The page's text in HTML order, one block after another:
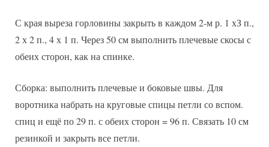
С края выреза горловины закрыть в каждом 2-м р. 1 хЗ п.,
2 х 2 п., 4 х 1 п. Через 50 см выполнить плечевые скосы с
обеих сторон, как на спинке.
Сборка: выполнить плечевые и боковые швы. Для
воротника набрать на круговые спицы петли со вспом.
спиц и ещё по 29 п. с обеих сторон = 96 п. Связать 10 см
резинкой и закрыть все петли.